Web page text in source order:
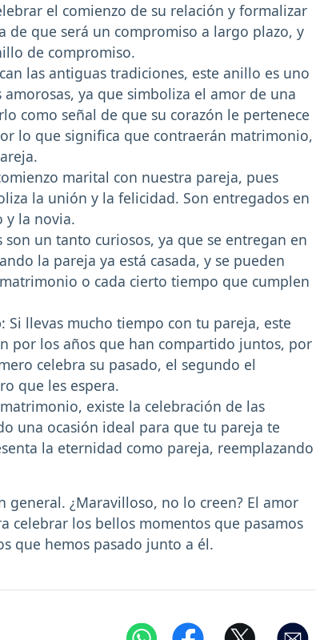
el comienzo de su relación y formalizar
de que será un compromiso a largo plazo, y
de compromiso.
las antiguas tradiciones, este anillo es uno
ya que simboliza el amor de una
como señal de que su corazón le pertenece
lo que significa que contraerán matrimonio,
marital con nuestra pareja, pues
la unión y la felicidad. Son entregados en
y la novia.
son un tanto curiosos, ya que se entregan en
la pareja ya está casada, y se pueden
o cada cierto tiempo que cumplen
: Si llevas mucho tiempo con tu pareja, este
por los años que han compartido juntos, por
celebra su pasado, el segundo el
que les espera.
existe la celebración de las
una ocasión ideal para que tu pareja te
la eternidad como pareja, reemplazando
general. ¿Maravilloso, no lo creen? El amor
celebrar los bellos momentos que pasamos
que hemos pasado junto a él.